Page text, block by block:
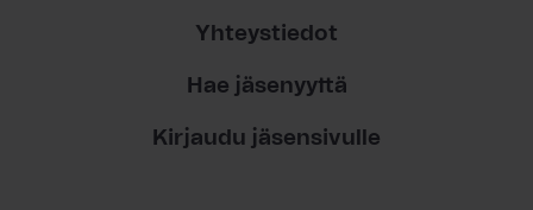
Yhteystiedot
Hae jäsenyyttä
Kirjaudu jäsensivulle